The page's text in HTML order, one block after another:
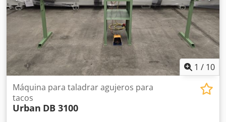
1 / 10
Máquina para taladrar agujeros para
tacos
Urban DB 3100